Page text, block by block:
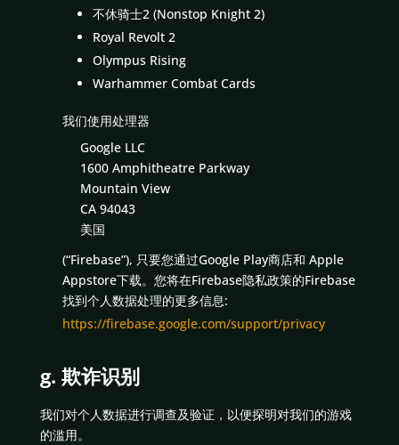
不休骑士2 (Nonstop Knight 2)
Royal Revolt 2
Olympus Rising
Warhammer Combat Cards
我们使用处理器
Google LLC
1600 Amphitheatre Parkway
Mountain View
CA 94043
美国
(“Firebase”), 只要您通过Google Play商店和 Apple
Appstore下载。您将在Firebase隐私政策的Firebase
找到个人数据处理的更多信息:
https://firebase.google.com/support/privacy
g. 欺诈识别
我们对个人数据进行调查及验证，以便探明对我们的游戏
的滥用。